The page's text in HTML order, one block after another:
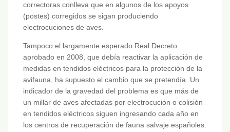
correctoras conlleva que en algunos de los apoyos
(postes) corregidos se sigan produciendo
electrocuciones de aves.
Tampoco el largamente esperado Real Decreto
aprobado en 2008, que debía reactivar la aplicación de
medidas en tendidos eléctricos para la protección de la
avifauna, ha supuesto el cambio que se pretendía. Un
indicador de la gravedad del problema es que más de
un millar de aves afectadas por electrocución o colisión
en tendidos eléctricos siguen ingresando cada año en
los centros de recuperación de fauna salvaje españoles.